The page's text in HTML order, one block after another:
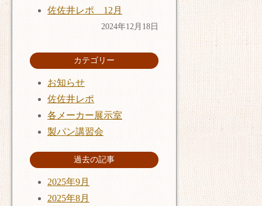
佐佐井レポ 12月
2024年12月18日
カテゴリー
お知らせ
佐佐井レポ
各メーカー展示室
製パン講習会
過去の記事
2025年9月
2025年8月